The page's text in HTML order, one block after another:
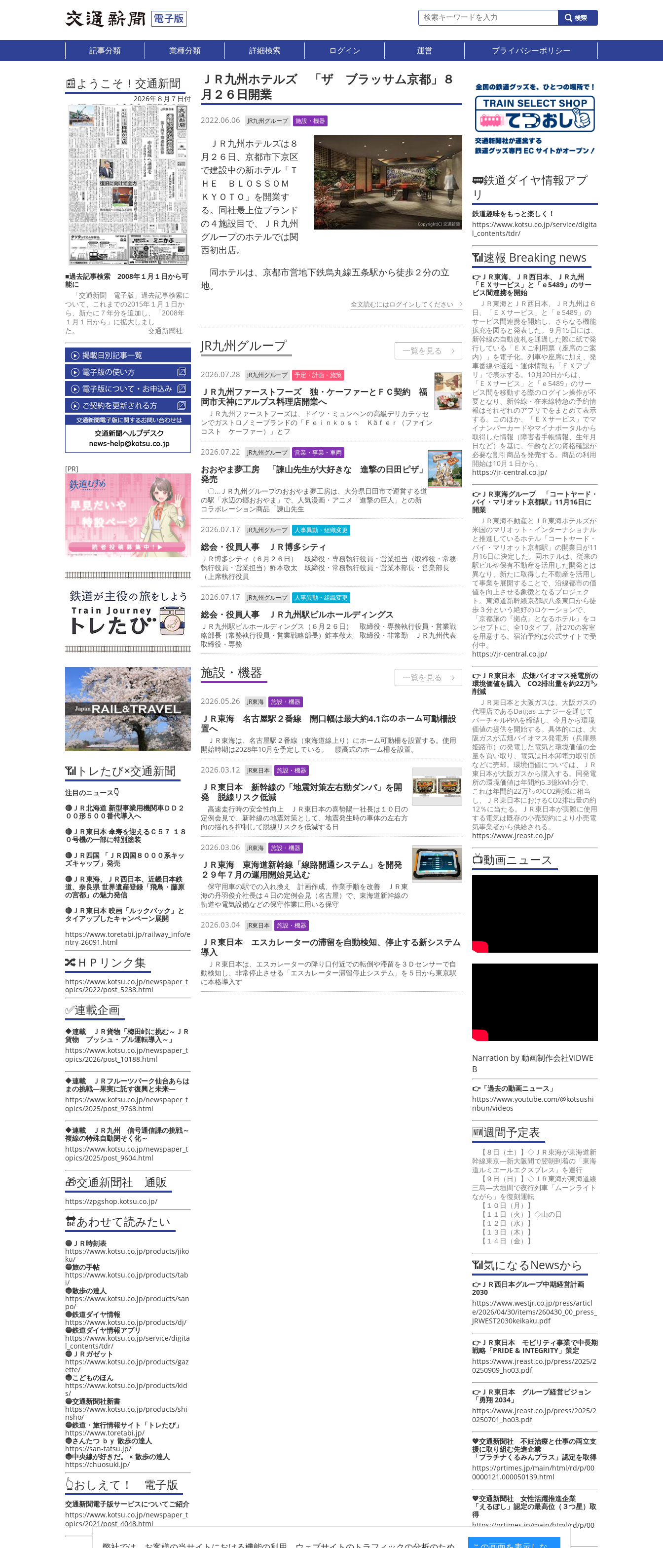
記事分類 業種分類 詳細検索 ログイン 運営 プライバシーポリシー
📰ようこそ！交通新聞
2026年８月７日付
■過去記事検索 2008年１月１日から可
能に
「交通新聞 電子版」過去記事検索に
ついて、これまでの2015年１月１日か
ら、新たに７年分を追加し、「2008年
１月１日から」に拡大しまし
た。 交通新聞社
[PR]
📶トレたび×交通新聞
注目のニュース👇
🔴ＪＲ北海道 新型事業用機関車ＤＤ２
００形５００番代導入へ
🔴ＪＲ東日本 傘寿を迎えるＣ５７ １８
０号機の一部に特別塗装
🔴ＪＲ四国 「ＪＲ四国８０００系キッ
ズキャップ」発売
🔴ＪＲ東海、ＪＲ西日本、近畿日本鉄
道、奈良県 世界遺産登録「飛鳥・藤原
の宮都」の魅力発信
🔴ＪＲ東日本 映画「ルックバック」と
タイアップしたキャンペーン展開
https://www.toretabi.jp/railway_info/e
ntry-26091.html
🔀ＨＰリンク集
https://www.kotsu.co.jp/newspaper_t
opics/2022/post_5238.html
✅連載企画
🔶連載 ＪＲ貨物「梅田峠に挑む～ＪＲ
貨物 プッシュ・プル運転導入～」
https://www.kotsu.co.jp/newspaper_t
opics/2026/post_10188.html
🔶連載 ＪＲフルーツパーク仙台あらは
まの挑戦―果実に託す復興と未来―
https://www.kotsu.co.jp/newspaper_t
opics/2025/post_9768.html
🔶連載 ＪＲ九州 信号通信課の挑戦～
複線の特殊自動閉そく化～
https://www.kotsu.co.jp/newspaper_t
opics/2025/post_9604.html
🎁交通新聞社 通販
https://zpgshop.kotsu.co.jp/
🔛あわせて読みたい
🔵ＪＲ時刻表
https://www.kotsu.co.jp/products/jiko
ku/
🔵旅の手帖
https://www.kotsu.co.jp/products/tab
i/
🔵散歩の達人
https://www.kotsu.co.jp/products/san
po/
🔵鉄道ダイヤ情報
https://www.kotsu.co.jp/products/dj/
🔵鉄道ダイヤ情報アプリ
https://www.kotsu.co.jp/service/digita
l_contents/tdr/
🔵ＪＲガゼット
https://www.kotsu.co.jp/products/gaz
ette/
🔵こどものほん
https://www.kotsu.co.jp/products/kid
s/
🔵交通新聞社新書
https://www.kotsu.co.jp/products/shi
nsho/
🔵鉄道・旅行情報サイト「トレたび」
https://www.toretabi.jp/
🔵さんたつ ｂｙ 散歩の達人
https://san-tatsu.jp/
🔵中央線が好きだ。 × 散歩の達人
https://chuosuki.jp/
👆おしえて！ 電子版
交通新聞電子版サービスについてご紹介
https://www.kotsu.co.jp/newspaper_t
opics/2021/post_4048.html
ＪＲ九州ホテルズ 「ザ ブラッサム京都」８
月２６日開業
2022.06.06 JR九州グループ 施設・機器
ＪＲ九州ホテルズは８
月２６日、京都市下京区
で建設中の新ホテル「Ｔ
ＨＥ ＢＬＯＳＳＯＭ
ＫＹＯＴＯ」を開業す
る。同社最上位ブランド
の４施設目で、ＪＲ九州
グループのホテルでは関
西初出店。
同ホテルは、京都市営地下鉄烏丸線五条駅から徒歩２分の立
地。
全文読むにはログインしてください
JR九州グループ 一覧を見る
2026.07.28 JR九州グループ 予定・計画・施策
ＪＲ九州ファーストフーズ 独・ケーファーとＦＣ契約 福
岡市天神にアルプス料理店開業へ
ＪＲ九州ファーストフーズは、ドイツ・ミュンヘンの高級デリカテッセ
ンでガストロノミーブランドの「Ｆｅｉｎｋｏｓｔ Ｋäｆｅｒ（ファイン
コスト ケーファー）」とフ
2026.07.22 JR九州グループ 営業・事業・車両
おおやま夢工房 「諫山先生が大好きな 進撃の日田ピザ」
発売
〇…ＪＲ九州グループのおおやま夢工房は、大分県日田市で運営する道
の駅「水辺の郷おおやま」で、人気漫画・アニメ「進撃の巨人」との新
コラボレーション商品「諫山先生
2026.07.17 JR九州グループ 人事異動・組織変更
総会・役員人事 ＪＲ博多シティ
ＪＲ博多シティ（６月２６日） 取締役・専務執行役員・営業担当（取締役・常務
執行役員・営業担当）鮓本敬太 取締役・常務執行役員・営業本部長・営業部長
（上席執行役員
2026.07.17 JR九州グループ 人事異動・組織変更
総会・役員人事 ＪＲ九州駅ビルホールディングス
ＪＲ九州駅ビルホールディングス（６月２６日） 取締役・専務執行役員・営業戦
略部長（常務執行役員・営業戦略部長）鮓本敬太 取締役・非常勤 ＪＲ九州代表
取締役・専務
施設・機器 一覧を見る
2026.05.26 JR東海 施設・機器
ＪＲ東海 名古屋駅２番線 開口幅は最大約4.1㍍のホーム可動柵設
置へ
ＪＲ東海は、名古屋駅２番線（東海道線上り）にホーム可動柵を設置する。使用
開始時期は2028年10月を予定している。 腰高式のホーム柵を設置。
2026.03.12 JR東日本 施設・機器
ＪＲ東日本 新幹線の「地震対策左右動ダンパ」を開
発 脱線リスク低減
高速走行時の安全性向上 ＪＲ東日本の喜㔟陽一社長は１０日の
定例会見で、新幹線の地震対策として、地震発生時の車体の左右方
向の揺れを抑制して脱線リスクを低減する日
2026.03.06 JR東海 施設・機器
ＪＲ東海 東海道新幹線「線路開通システム」を開発
２９年７月の運用開始見込む
保守用車の駅での入れ換え 計画作成、作業手順を改善 ＪＲ東
海の丹羽俊介社長は４日の定例会見（名古屋）で、東海道新幹線の
軌道や電気設備などの保守作業に用いる保守
2026.03.04 JR東日本 施設・機器
ＪＲ東日本 エスカレーターの滞留を自動検知、停止する新システム
導入
ＪＲ東日本は、エスカレーターの降り口付近での転倒や滞留を３Ｄセンサーで自
動検知し、非常停止させる「エスカレーター滞留停止システム」を５日から東京駅
に本格導入す
🚃鉄道ダイヤ情報アプ
リ
鉄道趣味をもっと楽しく！
https://www.kotsu.co.jp/service/digita
l_contents/tdr/
📶速報 Breaking news
👉ＪＲ東海、ＪＲ西日本、ＪＲ九州
「ＥＸサービス」と「ｅ5489」のサー
ビス間連携を開始
ＪＲ東海とＪＲ西日本、ＪＲ九州は６
日、「ＥＸサービス」と「ｅ5489」の
サービス間連携を開始し、さらなる機能
拡充を図ると発表した。９月15日には、
新幹線の自動改札を通過した際に紙で発
行している「ＥＸご利用票（座席のご案
内）」を電子化。列車や座席に加え、発
車番線や遅延・運休情報も「ＥＸアプ
リ」で表示する。10月20日からは、
「ＥＸサービス」と「ｅ5489」のサー
ビス間を移動する際のログイン操作が不
要となり、新幹線・在来線特急の予約情
報はそれぞれのアプリでをまとめて表示
する。このほか、「ＥＸサービス」でマ
イナンバーカードやマイナポータルから
取得した情報（障害者手帳情報、生年月
日など）を基に、年齢などの資格確認が
必要な割引商品を発売する。商品の利用
開始は10月１日から。
https://jr-central.co.jp/
👉ＪＲ東海グループ 「コートヤード・
バイ・マリオット京都駅」11月16日に
開業
ＪＲ東海不動産とＪＲ東海ホテルズが
米国のマリオット・インターナショナル
と推進しているホテル「コートヤード・
バイ・マリオット京都駅」の開業日が11
月16日に決定した。同ホテルは、従来の
駅ビルや保有不動産を活用した開発とは
異なり、新たに取得した不動産を活用し
て事業を展開することで、沿線都市の価
値を向上させる象徴となるプロジェク
ト。東海道新幹線京都駅八条東口から徒
歩３分という絶好のロケーションで、
「京都旅の『拠点』となるホテル」をコ
ンセプトに、全10タイプ、計270の客室
を用意する。宿泊予約は公式サイトで受
付中。
https://jr-central.co.jp/
👉ＪＲ東日本 広畑バイオマス発電所の
環境価値を購入 CO2排出量を約22万㌧
削減
ＪＲ東日本と大阪ガスは、大阪ガスの
代理店であるDaigas エナジーを通じて
バーチャルPPAを締結し、今月から環境
価値の提供を開始する。具体的には、大
阪ガスが広畑バイオマス発電所（兵庫県
姫路市）の発電した電気と環境価値の全
量を買い取り、電気は日本卸電力取引所
などに売却。環境価値については、ＪＲ
東日本が大阪ガスから購入する。同発電
所の環境価値は年間約5.3億kWh分で、
これは年間約22万㌧のCO2削減に相当
し、ＪＲ東日本におけるCO2排出量の約
12％に当たる。ＪＲ東日本が実際に使用
する電気は既存の小売契約により小売電
気事業者から供給される。
https://www.jreast.co.jp/
📺動画ニュース
Narration by動画制作会社VIDWE
B
👉「過去の動画ニュース」
https://www.youtube.com/@kotsushi
nbun/videos
🆕週間予定表
【８日（土）】◇ＪＲ東海が東海道新
幹線東京―新大阪間で翌朝到着の「東海
道ルミエールエクスプレス」を運行
【９日（日）】◇ＪＲ東海が東海道線
三島―大垣間で夜行列車「ムーンライト
ながら」を復刻運転
【１０日（月）】
【１１日（火）】◇山の日
【１２日（水）】
【１３日（木）】
【１４日（金）】
📶気になるNewsから
👉ＪＲ西日本グループ中期経営計画
2030
https://www.westjr.co.jp/press/articl
e/2026/04/30/items/260430_00_press_
JRWEST2030keikaku.pdf
👉ＪＲ東日本 モビリティ事業で中長期
戦略「PRIDE & INTEGRITY」策定
https://www.jreast.co.jp/press/2025/2
0250909_ho03.pdf
👉ＪＲ東日本 グループ経営ビジョン
「勇翔 2034」
https://www.jreast.co.jp/press/2025/2
0250701_ho03.pdf
💖交通新聞社 不妊治療と仕事の両立支
援に取り組む先進企業
「プラチナくるみんプラス」認定を取得
https://prtimes.jp/main/html/rd/p/00
0000121.000050139.html
💖交通新聞社 女性活躍推進企業
「えるぼし」認定の最高位（３つ星）取
得
https://prtimes.jp/main/html/rd/p/00